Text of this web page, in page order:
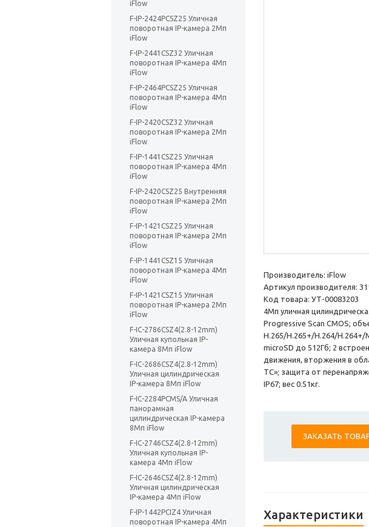
iFlow
F-IP-2424PCSZ25 Уличная
поворотная IP-камера 2Мп
iFlow
F-IP-2441CSZ32 Уличная
поворотная IP-камера 4Мп
iFlow
F-IP-2464PCSZ25 Уличная
поворотная IP-камера 4Мп
iFlow
F-IP-2420CSZ32 Уличная
поворотная IP-камера 2Мп
iFlow
F-IP-1441CSZ25 Уличная
поворотная IP-камера 4Мп
iFlow
F-IP-2420CSZ25 Внутренняя
поворотная IP-камера 2Мп
iFlow
F-IP-1421CSZ25 Уличная
поворотная IP-камера 2Мп
iFlow
F-IP-1441CSZ15 Уличная
поворотная IP-камера 4Мп
iFlow
F-IP-1421CSZ15 Уличная
поворотная IP-камера 2Мп
iFlow
F-IC-2786CSZ4(2.8-12mm)
Уличная купольная IP-
камера 8Мп iFlow
F-IC-2686CSZ4(2.8-12mm)
Уличная цилиндрическая
IP-камера 8Мп iFlow
F-IC-2284PCMS/A Уличная
панорамная
цилиндрическая IP-камера
8Мп iFlow
F-IC-2746CSZ4(2.8-12mm)
Уличная купольная IP-
камера 4Мп iFlow
F-IC-2646CSZ4(2.8-12mm)
Уличная цилиндрическая
IP-камера 4Мп iFlow
F-IP-1442PCIZ4 Уличная
поворотная IP-камера 4Мп
Производитель: iFlow
Артикул производителя:
Код товара: УТ-00083203
4Мп уличная
Progressive Scan CMOS;
H.265/H.265+/H.264/H.264+/
microSD до 512Гб; 2
движения, вторжения в
ТС»; защита от
IP67; вес 0.51кг.
ЗАКАЗАТЬ
Характеристики